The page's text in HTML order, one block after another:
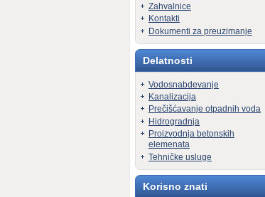
Zahvalnice
Kontakti
Dokumenti za preuzimanje
Delatnosti
Vodosnabdevanje
Kanalizacija
Prečišćavanje otpadnih voda
Hidrogradnja
Proizvodnja betonskih
elemenata
Tehničke usluge
Korisno znati